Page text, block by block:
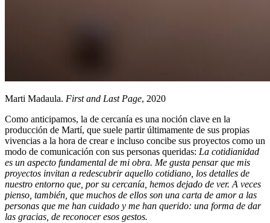
Marti Madaula. First and Last Page, 2020
Como anticipamos, la de cercanía es una noción clave en la
producción de Martí, que suele partir últimamente de sus propias
vivencias a la hora de crear e incluso concibe sus proyectos como un
modo de comunicación con sus personas queridas: La cotidianidad
es un aspecto fundamental de mi obra. Me gusta pensar que mis
proyectos invitan a redescubrir aquello cotidiano, los detalles de
nuestro entorno que, por su cercanía, hemos dejado de ver. A veces
pienso, también, que muchos de ellos son una carta de amor a las
personas que me han cuidado y me han querido: una forma de dar
las gracias, de reconocer esos gestos.